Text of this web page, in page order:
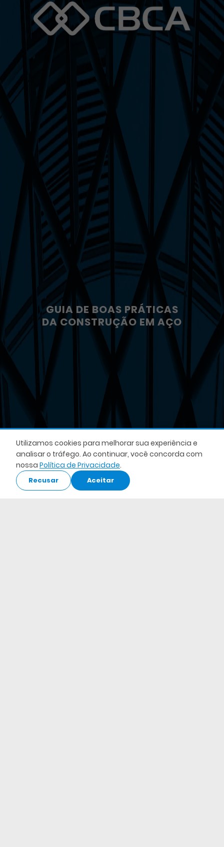
Acesse o Webapp
GUIA DE BOAS PRÁTICAS
DA CONSTRUÇÃO EM AÇO
Utilizamos cookies para melhorar sua experiência e
analisar o tráfego. Ao continuar, você concorda com
nossa Política de Privacidade.
Recusar Aceitar